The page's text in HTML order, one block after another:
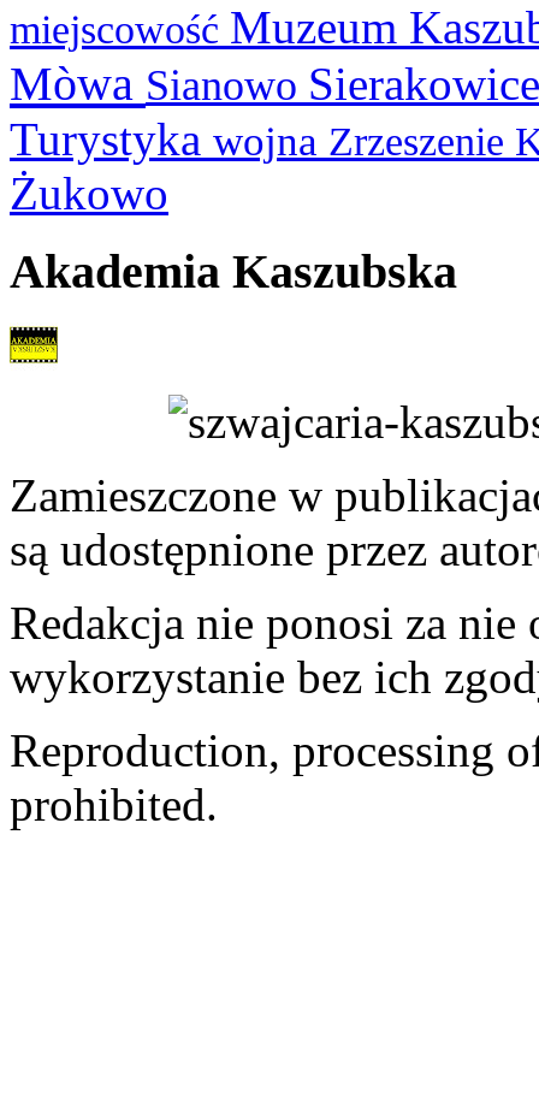
miejscowość Muzeum
Mòwa Sianowo
Turystyka wojna Zrzeszenie
Żukowo
Akademia Kaszubska
Zamieszczone w
są udostępnione przez
Redakcja nie ponosi za
wykorzystanie bez ich
Reproduction, processing
prohibited.